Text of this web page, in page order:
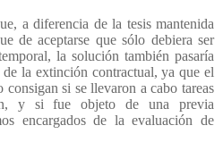
a diferencia de la tesis mantenida
de aceptarse que sólo debiera ser
la solución también pasaría
la extinción contractual, ya que el
consigan si se llevaron a cabo tareas
y si fue objeto de una previa
encargados de la evaluación de